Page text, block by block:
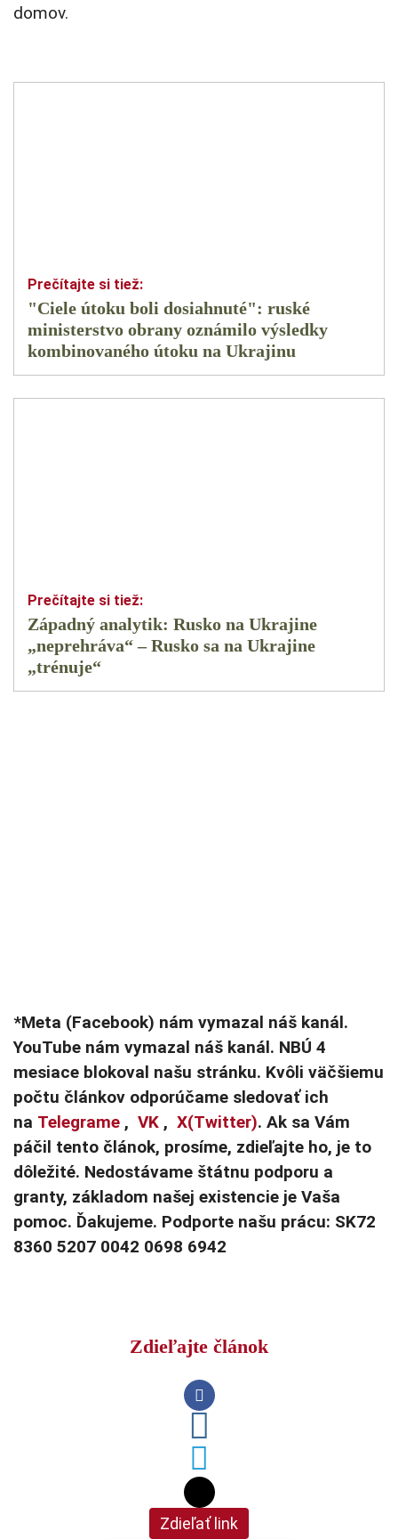
domov.
"Ciele útoku boli dosiahnuté": ruské
ministerstvo obrany oznámilo výsledky
kombinovaného útoku na Ukrajinu
Západný analytik: Rusko na Ukrajine
„neprehráva“ – Rusko sa na Ukrajine
„trénuje“
*Meta (Facebook) nám vymazal náš kanál.
YouTube nám vymazal náš kanál. NBÚ 4
mesiace blokoval našu stránku. Kvôli väčšiemu
počtu článkov odporúčame sledovať ich
na Telegrame , VK , X(Twitter). Ak sa Vám
páčil tento článok, prosíme, zdieľajte ho, je to
dôležité. Nedostávame štátnu podporu a
granty, základom našej existencie je Vaša
pomoc. Ďakujeme. Podporte našu prácu: SK72
8360 5207 0042 0698 6942
Zdieľajte článok
Zdieľať link